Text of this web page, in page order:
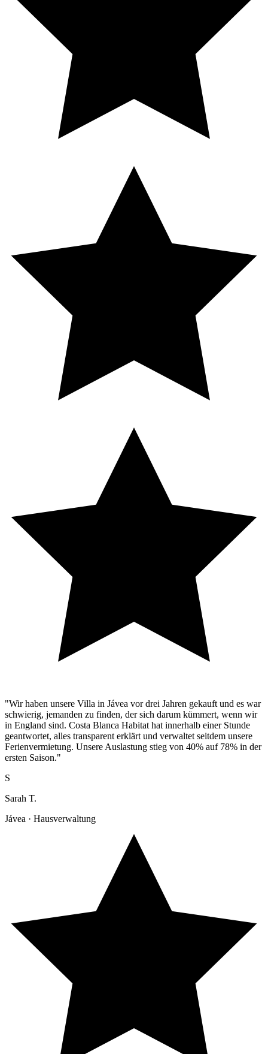
"Wir haben unsere Villa in Jávea vor drei Jahren gekauft und es war
schwierig, jemanden zu finden, der sich darum kümmert, wenn wir
in England sind. Costa Blanca Habitat hat innerhalb einer Stunde
geantwortet, alles transparent erklärt und verwaltet seitdem unsere
Ferienvermietung. Unsere Auslastung stieg von 40% auf 78% in der
ersten Saison."
S
Sarah T.
Jávea · Hausverwaltung